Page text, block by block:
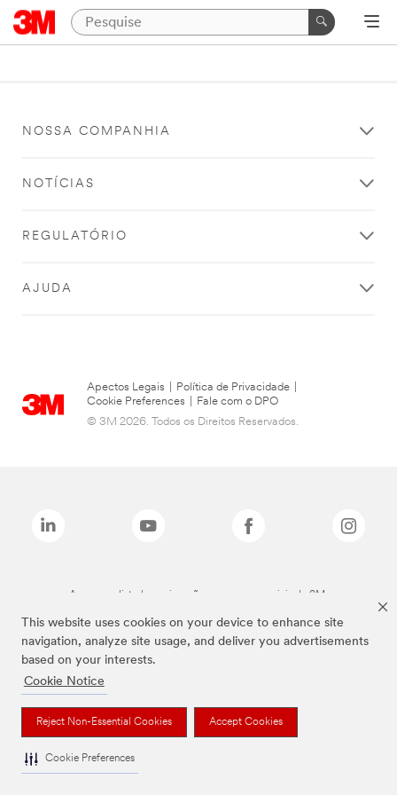
This website uses cookies on your device to enhance site
navigation, analyze site usage, and deliver you advertisements
based on your interests.
Cookie Notice
Reject Non-Essential Cookies Accept Cookies
Cookie Preferences
NOSSA COMPANHIA
NOTÍCIAS
REGULATÓRIO
AJUDA
Apectos Legais Política de Privacidade
Cookie Preferences
Fale com o DPO
© 3M 2026. Todos os Direitos Reservados.
As marcas listadas a cima são marcas comerciais da 3M.